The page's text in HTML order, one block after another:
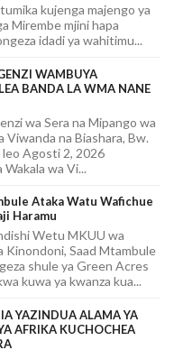
kujenga majengo ya
Mirembe mjini hapa
idadi ya wahitimu...
WAMBUYA
BANDA LA WMA NANE
wa Sera na Mipango wa
Viwanda na Biashara, Bw.
Agosti 2, 2026
wa Vi...
Ataka Watu Wafichue
Haramu
Wetu MKUU wa
Kinondoni, Saad Mtambule
shule ya Green Acres
kuwa ya kwanza kua...
YAZINDUA ALAMA YA
AFRIKA KUCHOCHEA